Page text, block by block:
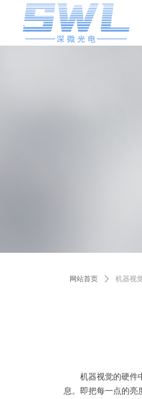
网站首页 ꄲ 机器视
机器视觉的硬件中
息。即把每一点的亮